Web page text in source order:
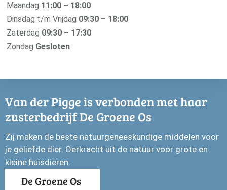
Maandag 11:00 – 18:00
Dinsdag t/m Vrijdag 09:30 – 18:00
Zaterdag 09:30 – 17:30
Zondag Gesloten
Van der Pigge is verbonden met haar
zusterbedrijf De Groene Os
Zij maken de beste natuurgeneeskundige middelen voor
je geliefde dier. Oerkracht uit de natuur voor grote en
kleine huisdieren.
De Groene Os